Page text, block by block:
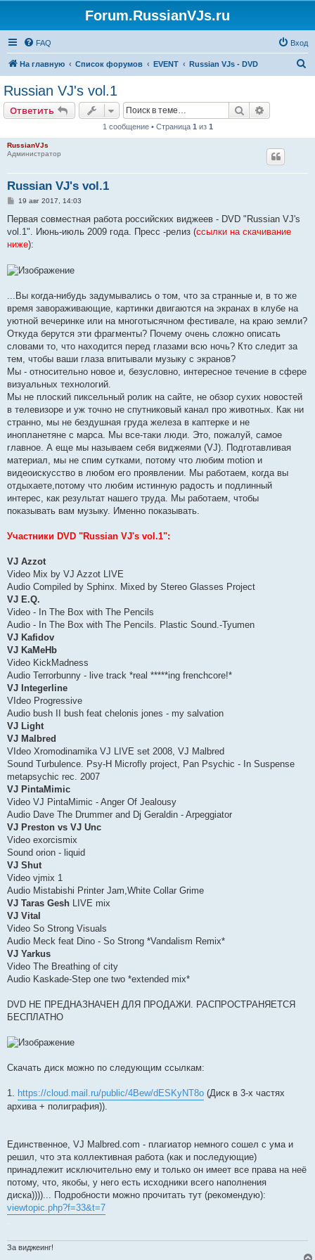
Forum.RussianVJs.ru
FAQ Вход
На главную Список форумов EVENT Russian VJs - DVD
Russian VJ's vol.1
Ответить Поиск
1 сообщение • Страница 1 из 1
RussianVJs
Администратор
Russian VJ's vol.1
С
о
б
щ
е
е
19 авг 2017, 14:03
Первая совместная работа российских виджеев - DVD "Russian VJ's
vol.1". Июнь-июль 2009 года. Пресс -релиз (ссылки на скачивание
ниже):
...Вы когда-нибудь задумывались о том, что за странные и, в то же
время завораживающие, картинки двигаются на экранах в клубе на
уютной вечеринке или на многотысячном фестивале, на краю земли?
Откуда берутся эти фрагменты? Почему очень сложно описать
словами то, что находится перед глазами всю ночь? Кто следит за
тем, чтобы ваши глаза впитывали музыку с экранов?
Мы - относительно новое и, безусловно, интересное течение в сфере
визуальных технологий.
Мы не плоский пиксельный ролик на сайте, не обзор сухих новостей
в телевизоре и уж точно не спутниковый канал про животных. Как ни
странно, мы не бездушная груда железа в каптерке и не
инопланетяне с марса. Мы все-таки люди. Это, пожалуй, самое
главное. А еще мы называем себя виджеями (VJ). Подготавливая
материал, мы не спим сутками, потому что любим motion и
видеоискусство в любом его проявлении. Мы работаем, когда вы
отдыхаете,потому что любим истинную радость и подлинный
интерес, как результат нашего труда. Мы работаем, чтобы
показывать вам музыку. Именно показывать.
Участники DVD "Russian VJ's vol.1":
VJ Azzot
Video Mix by VJ Azzot LIVE
Audio Compiled by Sphinx. Mixed by Stereo Glasses Project
VJ E.Q.
Video - In The Box with The Pencils
Audio - In The Box with The Pencils. Plastic Sound.-Tyumen
VJ Kafidov
VJ KaMeHb
Video KickMadness
Audio Terrorbunny - live track *real *****ing frenchcore!*
VJ Integerline
VIdeo Progressive
Audio bush II bush feat chelonis jones - my salvation
VJ Light
VJ Malbred
VIdeo Xromodinamika VJ LIVE set 2008, VJ Malbred
Sound Turbulence. Psy-H Microfly project, Pan Psychic - In Suspense
metapsychic rec. 2007
VJ PintaMimic
Video VJ PintaMimic - Anger Of Jealousy
Audio Dave The Drummer and Dj Geraldin - Arpeggiator
VJ Preston vs VJ Unc
Video exorcismix
Sound orion - liquid
VJ Shut
Video vjmix 1
Audio Mistabishi Printer Jam,White Collar Grime
VJ Taras Gesh LIVE mix
VJ Vital
Video So Strong Visuals
Audio Meck feat Dino - So Strong *Vandalism Remix*
VJ Yarkus
Video The Breathing of city
Audio Kaskade-Step one two *extended mix*
DVD НЕ ПРЕДНАЗНАЧЕН ДЛЯ ПРОДАЖИ. РАСПРОСТРАНЯЕТСЯ
БЕСПЛАТНО
Скачать диск можно по следующим ссылкам:
1. https://cloud.mail.ru/public/4Bew/dESKyNT8o (Диск в 3-х частях
архива + полиграфия)).
Единственное, VJ Malbred.com - плагиатор немного сошел с ума и
решил, что эта коллективная работа (как и последующие)
принадлежит исключительно ему и только он имеет все права на неё
потому, что, якобы, у него есть исходники всего наполнения
диска))))... Подробности можно прочитать тут (рекомендую):
viewtopic.php?f=33&t=7
.
За виджеинг!